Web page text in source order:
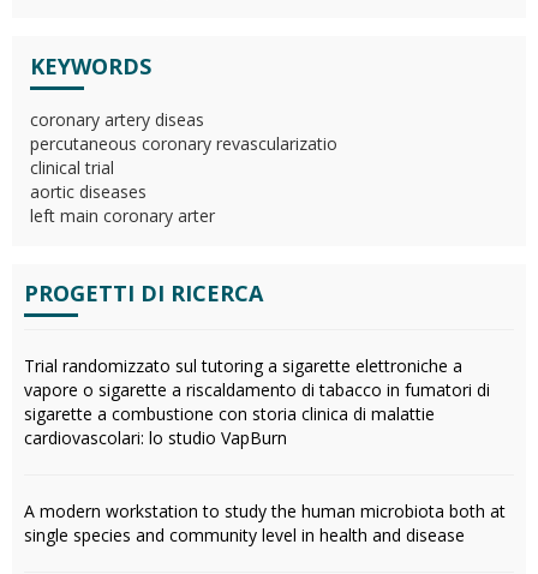
KEYWORDS
coronary artery diseas
percutaneous coronary revascularizatio
clinical trial
aortic diseases
left main coronary arter
PROGETTI DI RICERCA
Trial randomizzato sul tutoring a sigarette elettroniche a
vapore o sigarette a riscaldamento di tabacco in fumatori di
sigarette a combustione con storia clinica di malattie
cardiovascolari: lo studio VapBurn
A modern workstation to study the human microbiota both at
single species and community level in health and disease